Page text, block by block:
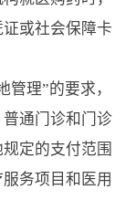
或社会保障卡
理”的要求，
通门诊和门诊
定的支付范围
务项目和医用